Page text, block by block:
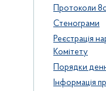
Протоколи
Стенограми
Реєстрація
Комітету
Порядки
Інформація